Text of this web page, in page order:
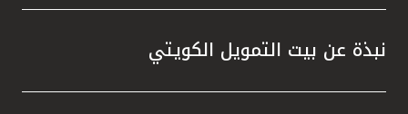
نبذة عن بيت التمويل الكويتي